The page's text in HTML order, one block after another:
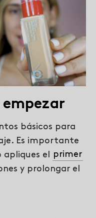
empezar
básicos para
Es importante
el
primer
y prolongar el